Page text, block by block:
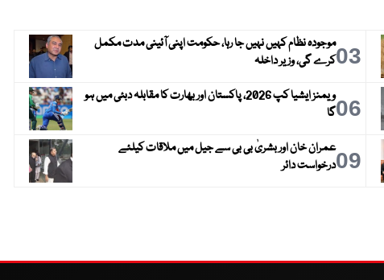
03موجودہ نظام کہیں نہیں جا رہا، حکومت اپنی آئینی مدت مکمل
کرے گی، وزیر داخلہ
06
ویمنز ایشیا کپ 2026، پاکستان اور بھارت کا مقابلہ دبئی میں ہو
گا
09عمران خان اور بشریٰ بی بی سے جیل میں ملاقات کیلئے
درخواست دائر